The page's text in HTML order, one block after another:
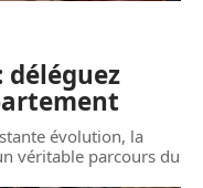
déléguez
évolution, la
véritable parcours du